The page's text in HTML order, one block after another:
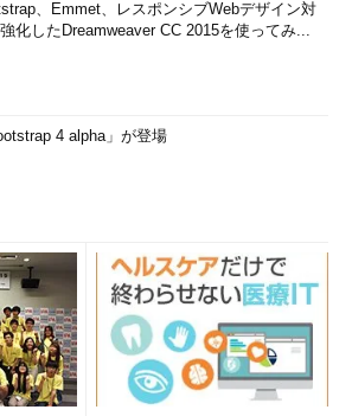
、Emmet、レスポンシブWebデザイン対
化したDreamweaver CC 2015を使ってみ...
4 alpha」が登場